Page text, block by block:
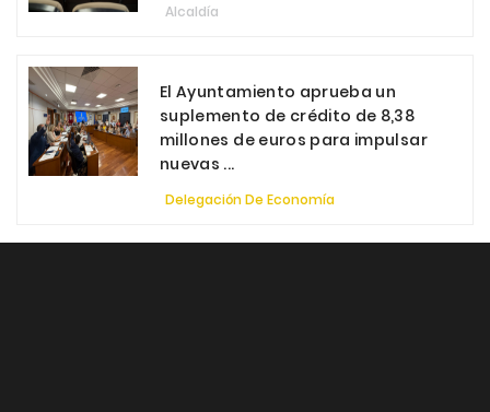
Alcaldía
El Ayuntamiento aprueba un
suplemento de crédito de 8,38
millones de euros para impulsar
nuevas ...
Delegación De Economía